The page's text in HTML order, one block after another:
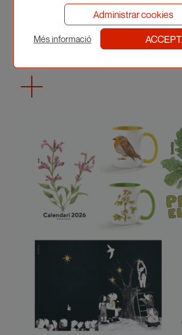
David Maynar
Administrar cookies
Més informació